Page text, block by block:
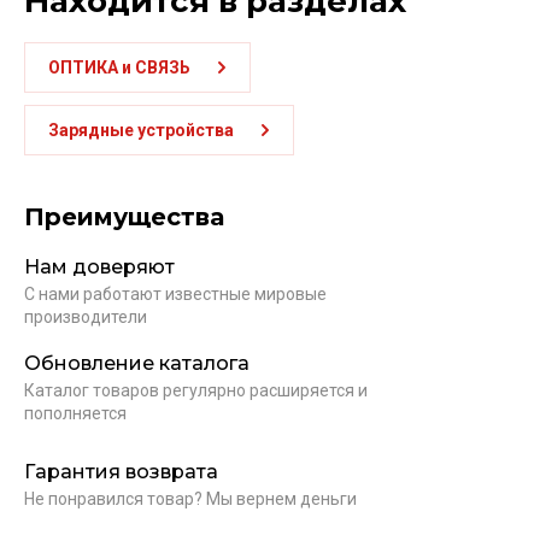
ОПТИКА и СВЯЗЬ
Зарядные устройства
Преимущества
Нам доверяют
С нами работают известные мировые
производители
Обновление каталога
Каталог товаров регулярно расширяется и
пополняется
Гарантия возврата
Не понравился товар? Мы вернем деньги